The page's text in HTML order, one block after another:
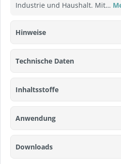
Industrie und Haushalt. Mit…
Hinweise
Technische Daten
Inhaltsstoffe
Anwendung
Downloads